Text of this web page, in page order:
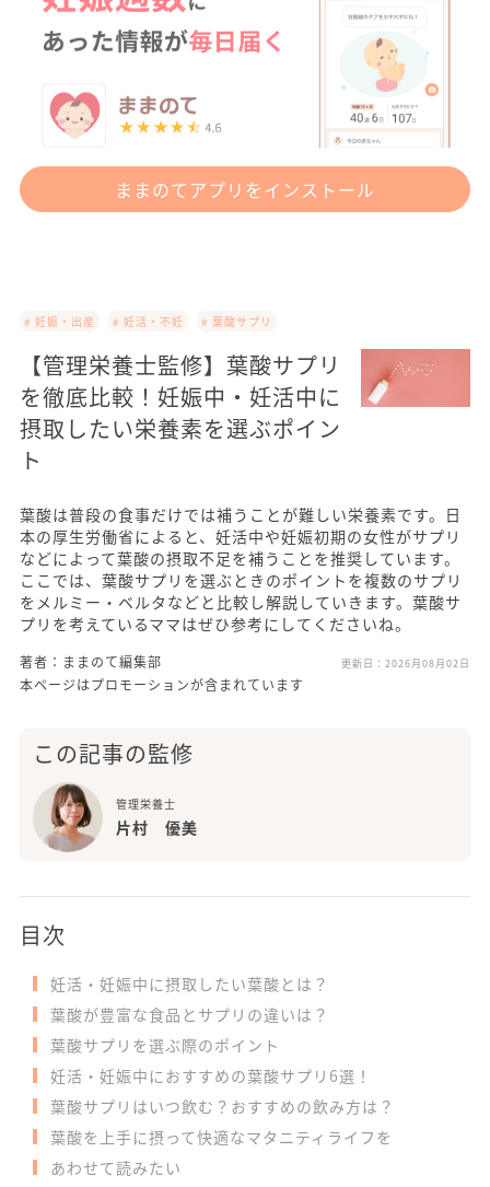
ままのてアプリをインストール
# 妊娠・出産 # 妊活・不妊 # 葉酸サプリ
【管理栄養士監修】葉酸サプリ
を徹底比較！妊娠中・妊活中に
摂取したい栄養素を選ぶポイン
ト
葉酸は普段の食事だけでは補うことが難しい栄養素です。日
本の厚生労働省によると、妊活中や妊娠初期の女性がサプリ
などによって葉酸の摂取不足を補うことを推奨しています。
ここでは、葉酸サプリを選ぶときのポイントを複数のサプリ
をメルミー・ベルタなどと比較し解説していきます。葉酸サ
プリを考えているママはぜひ参考にしてくださいね。
著者：ままのて編集部 更新日： 2026月08月02日
本ページはプロモーションが含まれています
この記事の監修
管理栄養士
片村 優美
目次
妊活・妊娠中に摂取したい葉酸とは？
葉酸が豊富な食品とサプリの違いは？
葉酸サプリを選ぶ際のポイント
妊活・妊娠中におすすめの葉酸サプリ6選！
葉酸サプリはいつ飲む？おすすめの飲み方は？
葉酸を上手に摂って快適なマタニティライフを
あわせて読みたい